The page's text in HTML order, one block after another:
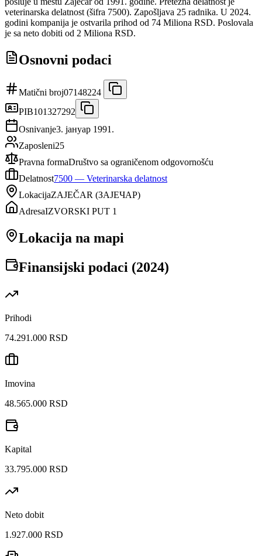
veterinarska delatnost (šifra 7500). Zapošljava 25 radnika. U 2024.
godini kompanija je ostvarila prihod od 74 Miliona RSD. Poslovala
je sa neto dobiti od 2 Miliona RSD.
Osnovni podaci
Matični broj07148224
PIB101327292
Osnivanje3. јануар 1991.
Zaposleni25
Pravna formaDruštvo sa ograničenom odgovornošću
Delatnost7500 — Veterinarska delatnost
LokacijaZAJEČAR (ЗАЈЕЧАР)
AdresaIZVORSKI PUT 1
Lokacija na mapi
Finansijski podaci (2024)
Prihodi
74.291.000 RSD
Imovina
48.565.000 RSD
Kapital
33.795.000 RSD
Neto dobit
1.927.000 RSD